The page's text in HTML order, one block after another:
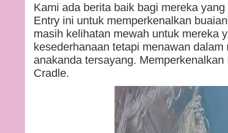
Kami ada berita baik bagi mereka
Entry ini untuk memperkenalkan
masih kelihatan mewah untuk mereka
kesederhanaan tetapi menawan
anakanda tersayang.
Cradle.